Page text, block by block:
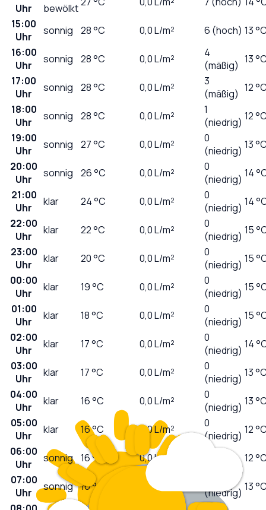
Uhr
bewölkt
15:00
Uhr
sonnig 28°C 0,0L/m² 6 (hoch) 13
16:00
Uhr
sonnig 28°C 0,0L/m²
4
(mäßig) 13
17:00
Uhr
sonnig 28°C 0,0L/m²
3
(mäßig) 12
18:00
Uhr
sonnig 28°C 0,0L/m²
1
(niedrig) 12
19:00
Uhr
sonnig 27°C 0,0L/m²
0
(niedrig) 13
20:00
Uhr
sonnig 26°C 0,0L/m²
0
(niedrig) 14
21:00
Uhr
klar 24°C 0,0L/m²
0
(niedrig) 14
22:00
Uhr
klar 22°C 0,0L/m²
0
(niedrig) 15
23:00
Uhr
klar 20°C 0,0L/m²
0
(niedrig) 15
00:00
Uhr
klar 19°C 0,0L/m²
0
(niedrig) 15
01:00
Uhr
klar 18°C 0,0L/m²
0
(niedrig) 15
02:00
Uhr
klar 17°C 0,0L/m²
0
(niedrig) 14
03:00
Uhr
klar 17°C 0,0L/m²
0
(niedrig) 13
04:00
Uhr
klar 16°C 0,0L/m²
0
(niedrig) 13
05:00
Uhr
klar 16°C 0,0L/m²
0
(niedrig) 12
06:00
Uhr
sonnig 16°C 0,0L/m²
(niedrig)12
07:00
Uhr
sonnig 16°C 0,0L/m²
(niedrig) 13